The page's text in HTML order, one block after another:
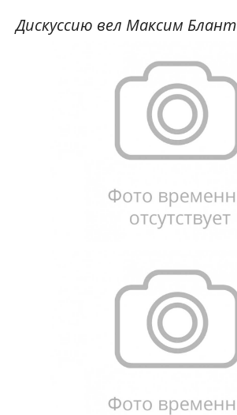
Дискуссию вел Максим Блант